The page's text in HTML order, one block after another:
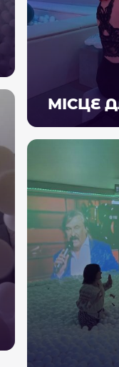
МІСЦЕ